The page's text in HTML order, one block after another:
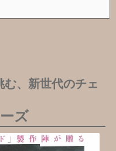
、新世代のチェ
ズ